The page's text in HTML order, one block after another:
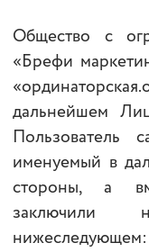
Общество с
«Брефи
дальнейшем
Пользователь
именуемый в
стороны, а
заключили
нижеследующем: